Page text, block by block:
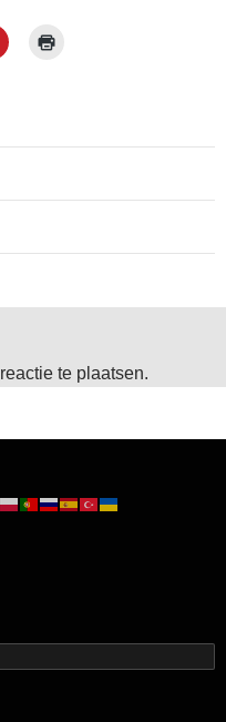
te plaatsen.